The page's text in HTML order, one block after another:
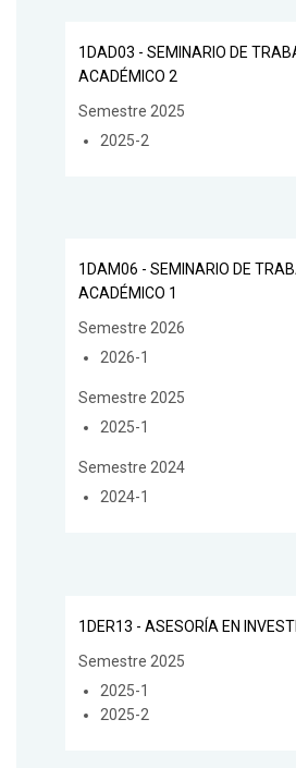
1DAD03 - SEMINARIO DE
ACADÉMICO 2
Semestre 2025
2025-2
1DAM06 - SEMINARIO DE
ACADÉMICO 1
Semestre 2026
2026-1
Semestre 2025
2025-1
Semestre 2024
2024-1
1DER13 - ASESORÍA EN
Semestre 2025
2025-1
2025-2